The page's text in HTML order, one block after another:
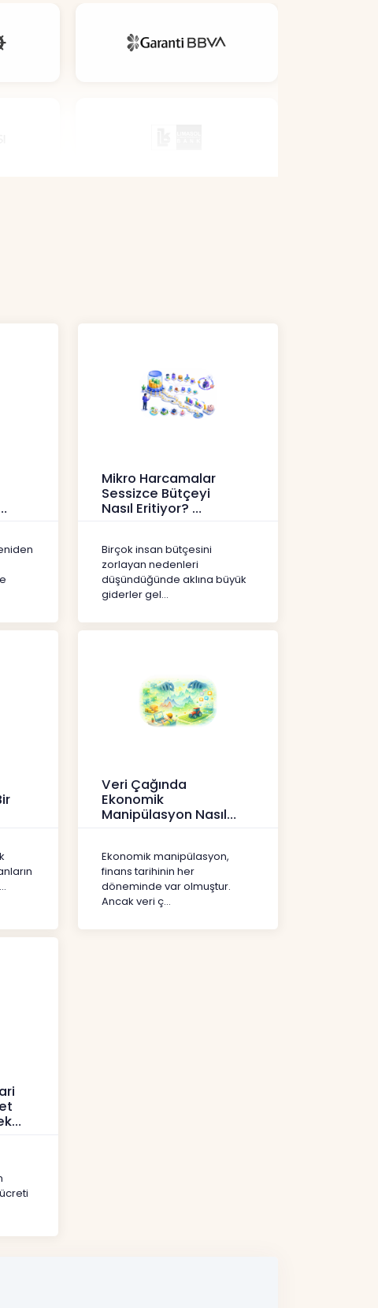
Mikro Harcamalar
Sessizce Bütçeyi
Nasıl Eritiyor?
Birçok insan bütçesini
zorlayan nedenleri
düşündüğünde aklına büyük
giderler gel...
Veri Çağında
Ekonomik
Manipülasyon Nasıl
Ekonomik manipülasyon,
finans tarihinin her
döneminde var olmuştur.
Ancak veri ç...